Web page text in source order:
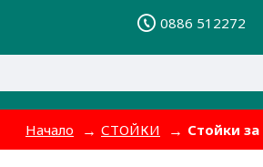
0886 512272
Начало СТОЙКИ Стойки